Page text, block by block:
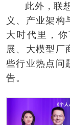
此外，联想
义、产业架构
大时代里，
展、大模型厂
些行业热点问
告。